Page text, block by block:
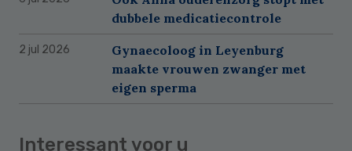
dubbele medicatiecontrole
2 jul 2026
Gynaecoloog in Leyenburg
maakte vrouwen zwanger met
eigen sperma
Interessant voor u